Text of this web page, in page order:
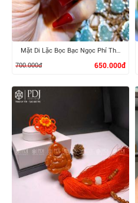
XEM CHI TIẾT
Mặt Di Lặc Bọc Bạc Ngọc Phỉ Thúy
700.000đ
650.000đ